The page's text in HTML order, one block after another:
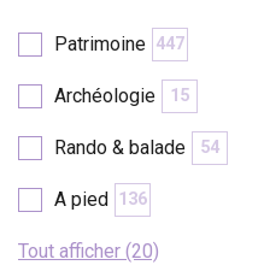
Patrimoine 447
Archéologie 15
Rando & balade 54
A pied 136
Tout afficher (20)